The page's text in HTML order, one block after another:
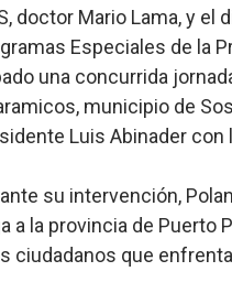
doctor Mario Lama, y
Especiales de la
una concurrida
municipio de
Luis Abinader
su intervención,
a la provincia de
ciudadanos que